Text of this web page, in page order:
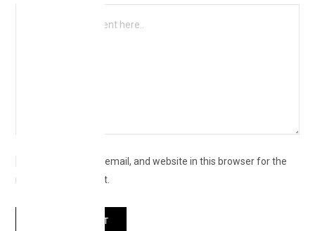
Save my name, email, and website in this browser for the
next time I comment.